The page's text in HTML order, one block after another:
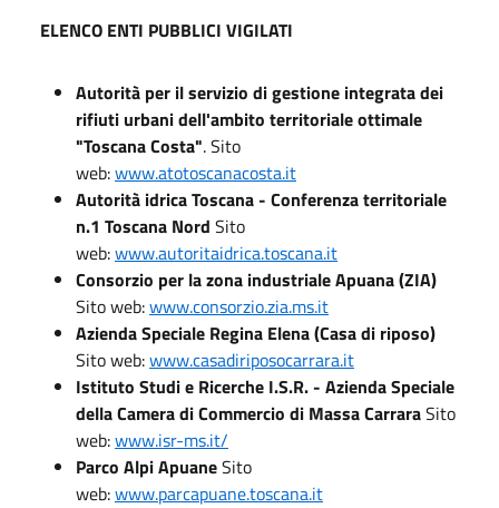
ELENCO ENTI PUBBLICI VIGILATI
Autorità per il servizio di gestione integrata dei
rifiuti urbani dell'ambito territoriale ottimale
"Toscana Costa". Sito
web:www.atotoscanacosta.it
Autorità idrica Toscana - Conferenza territoriale
n.1 Toscana Nord Sito
web:www.autoritaidrica.toscana.it
Consorzio per la zona industriale Apuana (ZIA)
Sito web:www.consorzio.zia.ms.it
Azienda Speciale Regina Elena (Casa di riposo)
Sito web:www.casadiriposocarrara.it
Istituto Studi e Ricerche I.S.R. - Azienda Speciale
della Camera di Commercio di Massa CarraraSito
web:www.isr-ms.it/
Parco Alpi ApuaneSito
web:www.parcapuane.toscana.it